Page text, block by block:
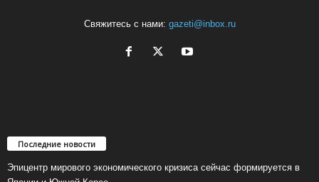
Свяжитесь с нами: gazeti@inbox.ru
Последние новости
Эпицентр мирового экономического кризиса сейчас формируется в